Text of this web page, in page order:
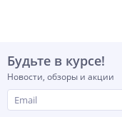
Будьте в курсе!
Новости, обзоры и акции